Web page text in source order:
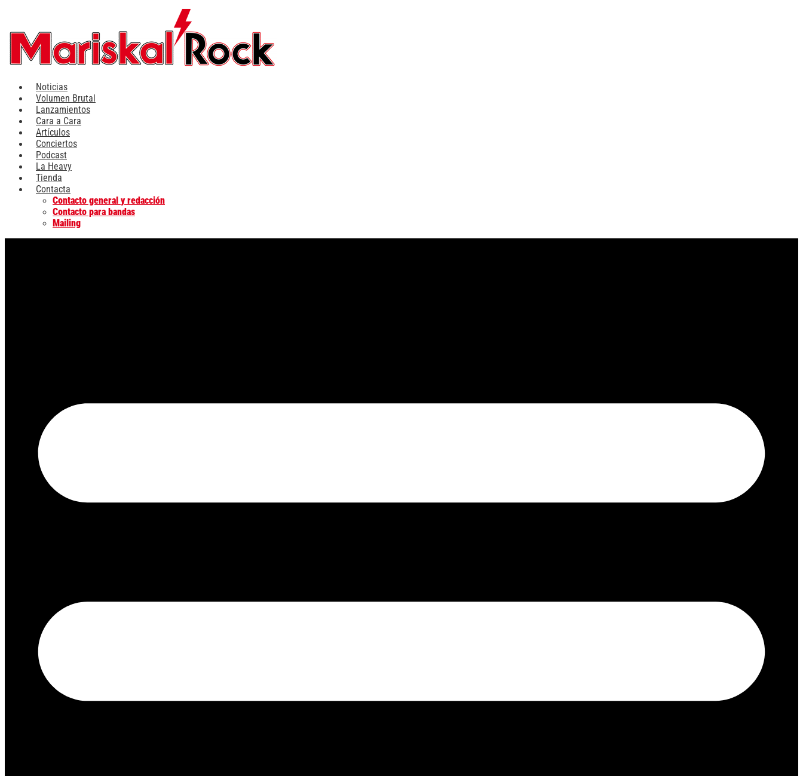
contenido
Noticias
Volumen Brutal
Lanzamientos
Cara a Cara
Artículos
Conciertos
Podcast
La Heavy
Tienda
Contacta
Contacto general y redacción
Contacto para bandas
Mailing